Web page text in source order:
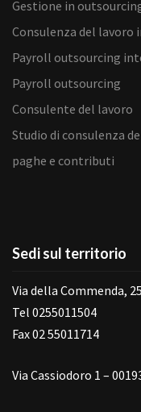
Gestione in
Consulenza del lavoro
Payroll outsourcing
Payroll outsourcing
Consulente del lavoro
Studio di consulenza
paghe e contributi
Sedi sul territorio
Via della Commenda,
Tel 0255011504
Fax 02 55011714
Via Cassiodoro 1 –